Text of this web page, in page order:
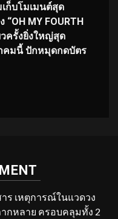
ก็บโมเมนต์สุด
MY FOURTH
วครั้งยิ่งใหญ่สุด
คมนี้ ปักหมุดกดบัตร
ร เหตุการณ์ในแวดวง
กหลาย ครอบคลุมทั้ง 2